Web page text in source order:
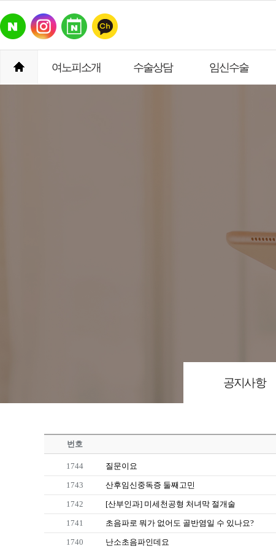
여노피소개 수술상담 임신수술
공지사항
번호
1744 질문이요
1743 산후임신중독증 둘째고민
1742 [산부인과] 미세천공형 처녀막 절개술
1741 초음파로 뭐가 없어도 골반염일 수 있나요?
1740 난소초음파인데요